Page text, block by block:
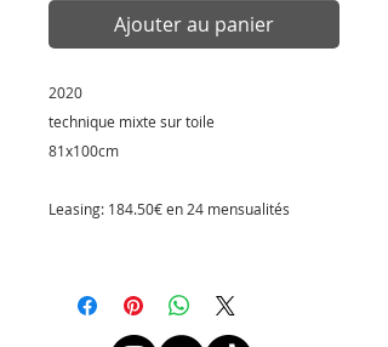
Ajouter au panier
2020
technique mixte sur toile
81x100cm
Leasing: 184.50€ en 24 mensualités